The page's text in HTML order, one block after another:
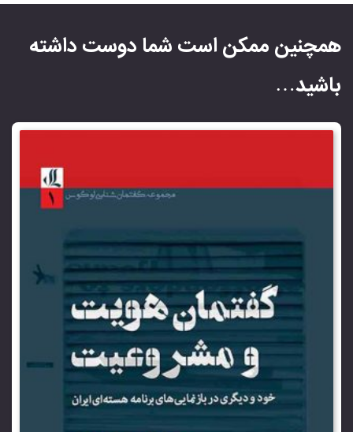
همچنین ممکن است شما دوست داشته
باشید…